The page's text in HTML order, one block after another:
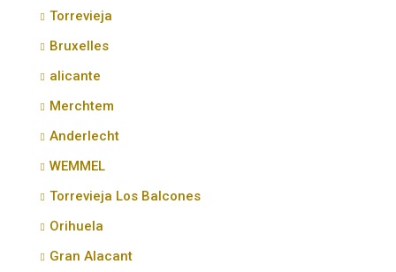
Torrevieja
Bruxelles
alicante
Merchtem
Anderlecht
WEMMEL
Torrevieja Los Balcones
Orihuela
Gran Alacant